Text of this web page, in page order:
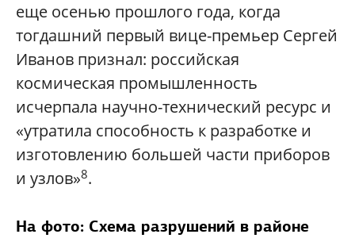
еще осенью прошлого года, когда
тогдашний первый вице-премьер Сергей
Иванов признал: российская
космическая промышленность
исчерпала научно-технический ресурс и
«утратила способность к разработке и
изготовлению большей части приборов
и узлов»8.
На фото: Схема разрушений в районе